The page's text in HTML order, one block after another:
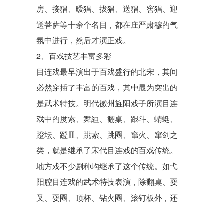
房、接猖、暧猖、拔猖、送猖、窖猖、迎
送菩萨等十余个名目，都在庄严肃穆的气
氛中进行，然后才演正戏。
2、百戏技艺丰富多彩
目连戏最早演出于百戏盛行的北宋，其间
必然穿插了丰富的百戏，其中最为突出的
是武术特技。明代徽州旌阳戏子所演目连
戏中的度索、舞絙、翻桌、跟斗、蜻蜓、
蹬坛、蹬皿、跳索、跳圈、窜火、窜剑之
类，就是继承了宋代目连戏的百戏传统。
地方戏不少剧种均继承了这个传统。如弋
阳腔目连戏的武术特技表演，除翻桌、耍
叉、耍圈、顶杯、钻火圈、滚钉板外，还